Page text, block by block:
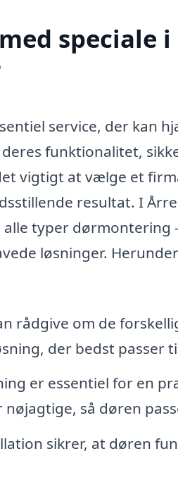
speciale
service, der kan
funktionalitet,
vigtigt at vælge et
resultat. I
typer dørmontering
løsninger.
rådgive om de
der bedst passer
er essentiel for en
så døren
sikrer, at døren